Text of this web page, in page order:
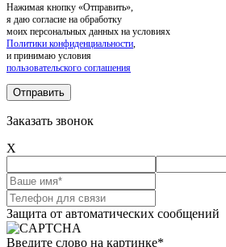
Нажимая кнопку «Отправить»,
я даю согласие на обработку
моих персональных данных на условиях
Политики конфиденциальности
и принимаю условия
пользовательского соглашения
Заказать звонок
X
Защита от автоматических сообщений
Введите слово на картинке*